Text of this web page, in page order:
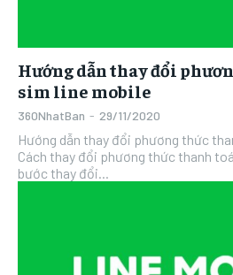
Hướng dẫn thay đổi
sim line mobile
360NhatBan - 29/11/2020
Hướng dẫn thay đổi phương thức
Cách thay đổi phương thức thanh
bước thay đổi...